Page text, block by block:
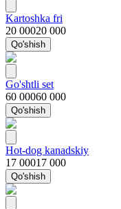
Kartoshka fri
20 00020 000
Qo'shish
Go'shtli set
60 00060 000
Qo'shish
Hot-dog kanadskiy
17 00017 000
Qo'shish